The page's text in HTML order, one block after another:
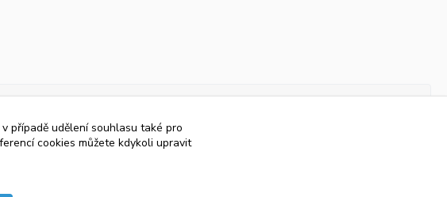
případě udělení souhlasu také pro
cookies můžete kdykoli upravit